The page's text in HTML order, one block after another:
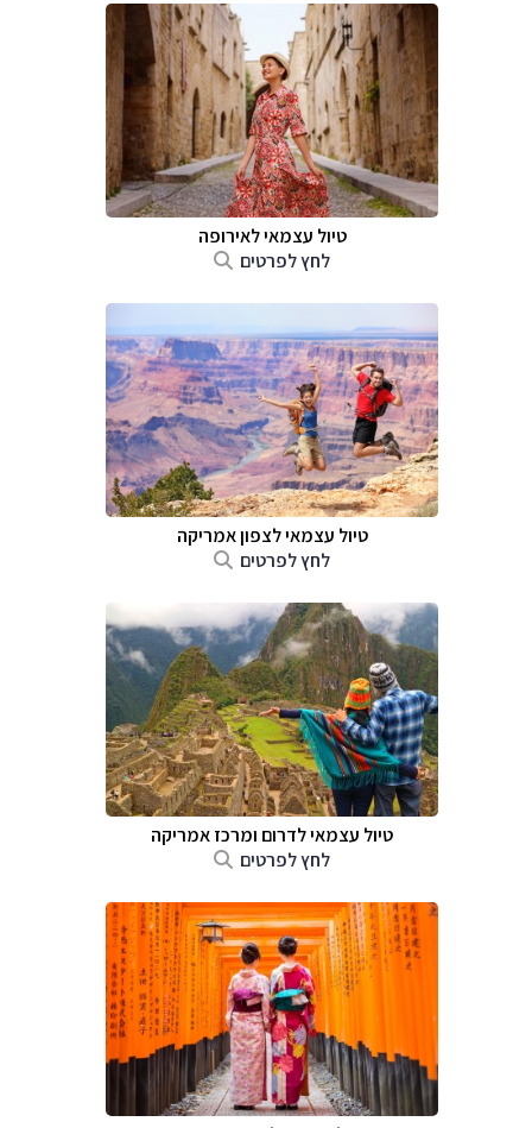
טיול עצמאי לאירופה
לחץ לפרטים
טיול עצמאי לצפון אמריקה
לחץ לפרטים
טיול עצמאי לדרום ומרכז אמריקה
לחץ לפרטים